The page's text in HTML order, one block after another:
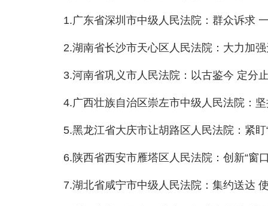
1.广东省深圳市中级人民法院：群众诉求
2.湖南省长沙市天心区人民法院：大力加强
3.河南省巩义市人民法院：以古鉴今 定分止
4.广西壮族自治区崇左市中级人民法院：坚
5.黑龙江省大庆市让胡路区人民法院：紧盯“
6.陕西省西安市雁塔区人民法院：创新“窗口
7.湖北省咸宁市中级人民法院：集约送达 使